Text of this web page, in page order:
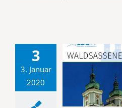
3
3. Januar
2020